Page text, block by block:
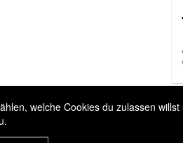
welche Cookies du zulassen